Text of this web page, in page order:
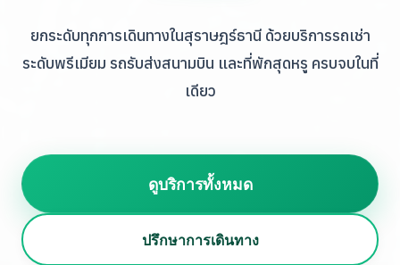
ยกระดับทุกการเดินทางในสุราษฎร์ธานี ด้วยบริการรถเช่า
ระดับพรีเมียม รถรับส่งสนามบิน และที่พักสุดหรู ครบจบในที่
เดียว
ดูบริการทั้งหมด
ปรึกษาการเดินทาง